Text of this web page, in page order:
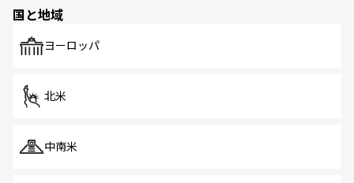
で、ホーカーズは地元の風情を楽しめる外せないスポット
国と地域
ヨーロッパ
北米
中南米